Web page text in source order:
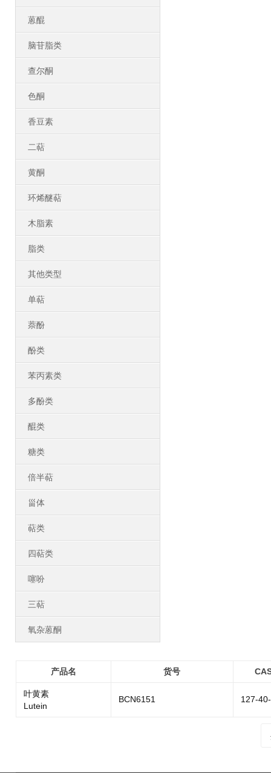
蒽醌
脑苷脂类
查尔酮
色酮
香豆素
二萜
黄酮
环烯醚萜
木脂素
脂类
其他类型
单萜
萘酚
酚类
苯丙素类
多酚类
醌类
糖类
倍半萜
甾体
萜类
四萜类
噻吩
三萜
氧杂蒽酮
产品名 货号
叶黄素
Lutein
BCN6151 127-